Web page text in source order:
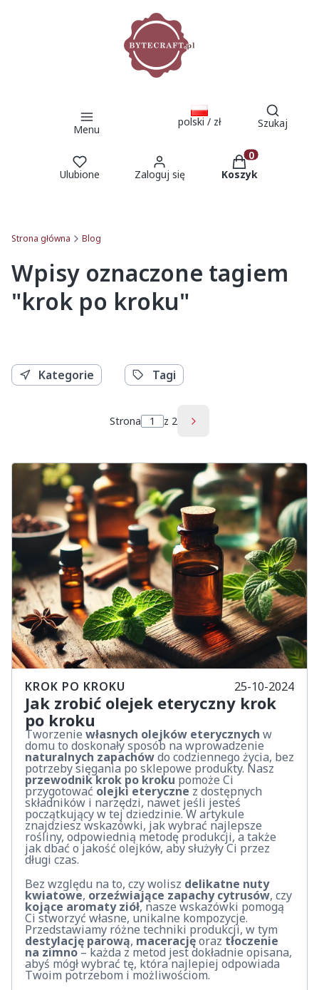
Menu
polski / zł
Otwórz
Szukaj
Ulubione Zaloguj się
Produkty w
Koszyk
Strona główna Blog
Wpisy oznaczone tagiem
"krok po kroku"
Kategorie Tagi
Strona z 2 Następne wpisy
KROK PO KROKU 25-10-2024
Jak zrobić olejek eteryczny krok
po kroku
Tworzenie własnych olejków eterycznych w
domu to doskonały sposób na wprowadzenie
naturalnych zapachówdo codziennego życia, bez
potrzeby sięgania po sklepowe produkty. Nasz
przewodnik krok po kroku pomoże Ci
przygotować olejki eteryczne z dostępnych
składników i narzędzi, nawet jeśli jesteś
początkujący w tej dziedzinie. W artykule
znajdziesz wskazówki, jak wybrać najlepsze
rośliny, odpowiednią metodę produkcji, a także
jak dbać o jakość olejków, aby służyły Ci przez
długi czas.
Bez względu na to, czy wolisz delikatne nuty
kwiatowe, orzeźwiające zapachy cytrusów, czy
kojące aromaty ziół, nasze wskazówki pomogą
Ci stworzyć własne, unikalne kompozycje.
Przedstawiamy różne techniki produkcji, w tym
destylację parową, maceracjęoraz tłoczenie
na zimno – każda z metod jest dokładnie opisana,
abyś mógł wybrać tę, która najlepiej odpowiada
Twoim potrzebom i możliwościom.